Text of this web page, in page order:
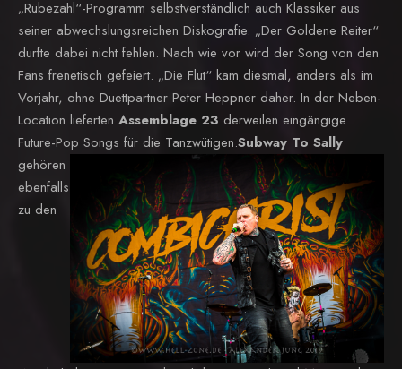
„Rübezahl“-Programm selbstverständlich auch Klassiker aus
seiner abwechslungsreichen Diskografie. „Der Goldene Reiter“
durfte dabei nicht fehlen. Nach wie vor wird der Song von den
Fans frenetisch gefeiert. „Die Flut“ kam diesmal, anders als im
Vorjahr, ohne Duettpartner Peter Heppner daher. In der Neben-
Location lieferten Assemblage 23 derweilen eingängige
Future-Pop Songs für die Tanzwütigen.Subway To Sally
gehören
ebenfalls
zu den